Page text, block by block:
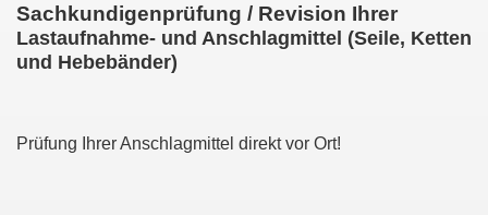
Sachkundigenprüfung / Revision Ihrer
Lastaufnahme- und Anschlagmittel (Seile, Ketten
und Hebebänder)
Prüfung Ihrer Anschlagmittel direkt vor Ort!